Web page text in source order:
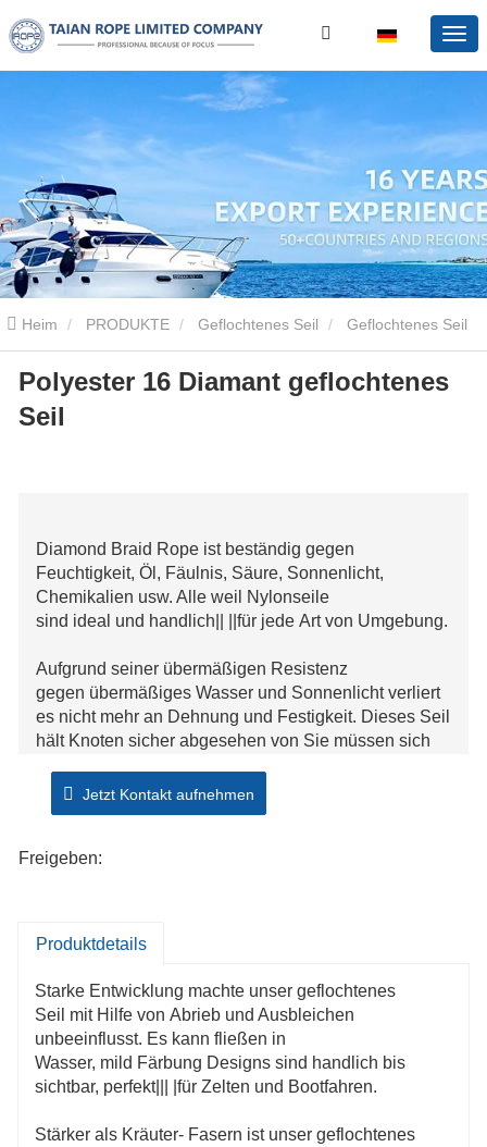
Heim PRODUKTE Geflochtenes Seil Geflochtenes Seil
aus Polyester Polyester 16 Diamant geflochtenes Seil
Polyester 16 Diamant geflochtenes
Seil
Diamond Braid Rope ist beständig gegen
Feuchtigkeit, Öl, Fäulnis, Säure, Sonnenlicht,
Chemikalien usw. Alle weil Nylonseile
sind ideal und handlich|| ||für jede Art von Umgebung.
Aufgrund seiner übermäßigen Resistenz
gegen übermäßiges Wasser und Sonnenlicht verliert
es nicht mehr an Dehnung und Festigkeit. Dieses Seil
hält Knoten sicher abgesehen von Sie müssen sich
Dieses vielseitige und schwere Pflicht Seil ist am
draußen; perfekt||| |Zum Ziehen, Knoten und mehr.
freien unternehmungen oder projekte.
Jetzt Kontakt aufnehmen
Freigeben:
Produktdetails
Starke Entwicklung machte unser geflochtenes
Seil mit Hilfe von Abrieb und Ausbleichen
unbeeinflusst. Es kann fließen in
Wasser, mild Färbung Designs sind handlich bis
sichtbar, perfekt||| |für Zelten und Bootfahren.
Stärker als Kräuter- Fasern ist unser geflochtenes